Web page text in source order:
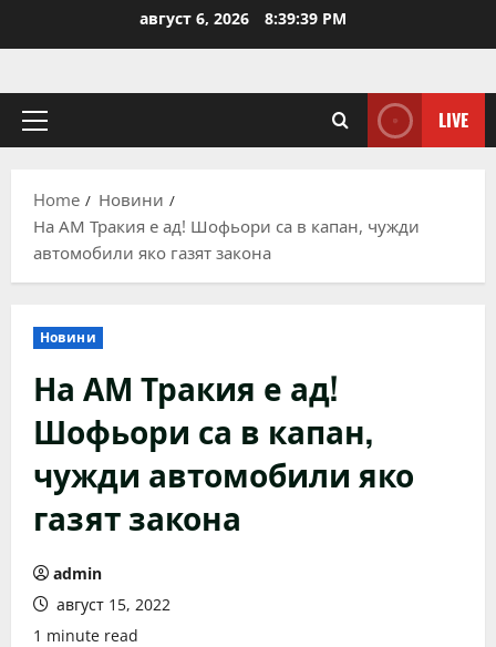
август 6, 2026 8:39:40 PM
Primary
LIVE
Home
Новини
На АМ Тракия е ад! Шофьори са в капан, чужди
автомобили яко газят закона
Новини
На АМ Тракия е ад!
Шофьори са в капан,
чужди автомобили яко
газят закона
admin
август 15, 2022
1 minute read